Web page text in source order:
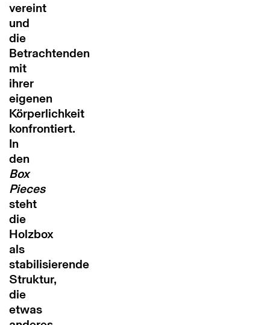
vereint
und
die
Betrachtenden
mit
ihrer
eigenen
Körperlichkeit
konfrontiert.
In
den
Box
Pieces
steht
die
Holzbox
als
stabilisierende
Struktur,
die
etwas